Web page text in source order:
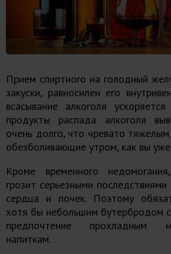
Прием спиртного на голодный
закуски, равносилен его
всасывание алкоголя
продукты распада алкоголя
очень долго, что чревато
обезболивающие утром, как вы уже
Кроме временного
грозит серьезными
сердца и почек. Поэтому
хотя бы небольшим бутербродом
предпочтение прохладным
напиткам.